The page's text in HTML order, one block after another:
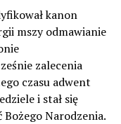
kanon
mszy odmawianie
zalecenia
czasu adwent
i stał się
Narodzenia.